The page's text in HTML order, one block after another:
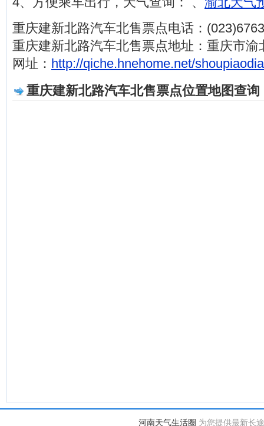
重庆建新北路汽车北售票点电话：
重庆建新北路汽车北售票点地址：重庆市渝
网址： http://qiche.hnehome.net/
重庆建新北路汽车北售票点位置地图查询
河南天气生活圈 为您提供最新长